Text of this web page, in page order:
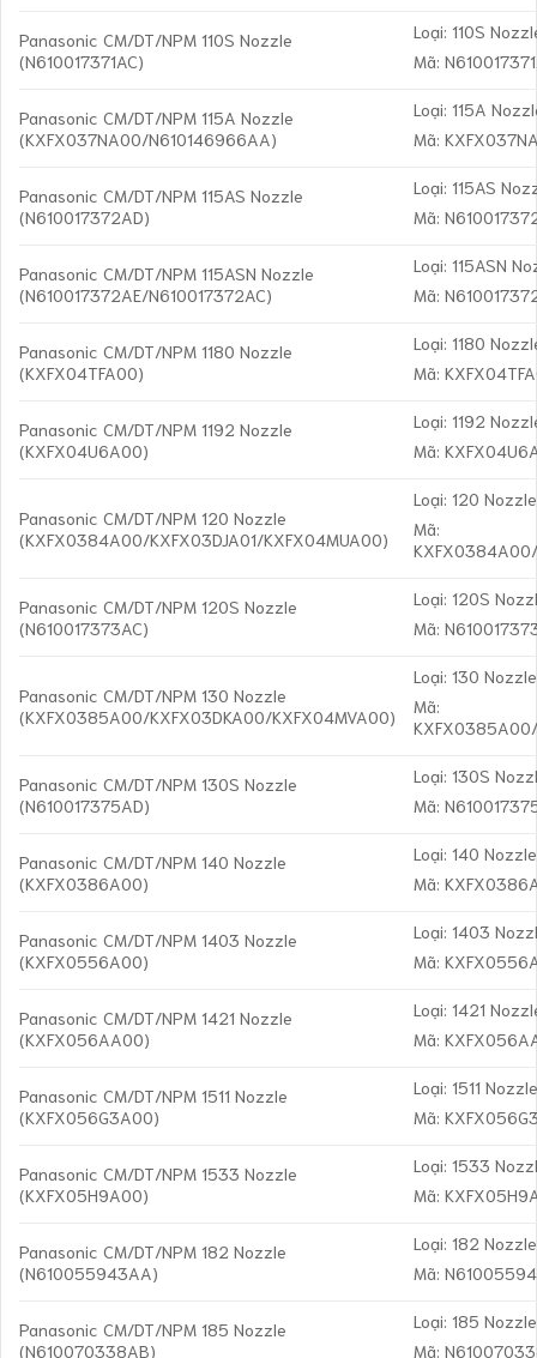
Panasonic CM/DT/NPM 110S Nozzle
(N610017371AC)
Loại: 110S
Mã:
Panasonic CM/DT/NPM 115A Nozzle
(KXFX037NA00/N610146966AA)
Loại: 115A
Mã:
Panasonic CM/DT/NPM 115AS Nozzle
(N610017372AD)
Loại: 115AS
Mã:
Panasonic CM/DT/NPM 115ASN Nozzle
(N610017372AE/N610017372AC)
Loại: 115ASN
Mã:
Panasonic CM/DT/NPM 1180 Nozzle
(KXFX04TFA00)
Loại: 1180
Mã:
Panasonic CM/DT/NPM 1192 Nozzle
(KXFX04U6A00)
Loại: 1192
Mã:
Panasonic CM/DT/NPM 120 Nozzle
(KXFX0384A00/KXFX03DJA01/KXFX04MUA00)
Loại: 120 Nozzle
Mã:
Panasonic CM/DT/NPM 120S Nozzle
(N610017373AC)
Loại: 120S
Mã:
Panasonic CM/DT/NPM 130 Nozzle
(KXFX0385A00/KXFX03DKA00/KXFX04MVA00)
Loại: 130 Nozzle
Mã:
Panasonic CM/DT/NPM 130S Nozzle
(N610017375AD)
Loại: 130S
Mã:
Panasonic CM/DT/NPM 140 Nozzle
(KXFX0386A00)
Loại: 140 Nozzle
Mã:
Panasonic CM/DT/NPM 1403 Nozzle
(KXFX0556A00)
Loại: 1403
Mã:
Panasonic CM/DT/NPM 1421 Nozzle
(KXFX056AA00)
Loại: 1421
Mã:
Panasonic CM/DT/NPM 1511 Nozzle
(KXFX056G3A00)
Loại: 1511
Mã:
Panasonic CM/DT/NPM 1533 Nozzle
(KXFX05H9A00)
Loại: 1533
Mã:
Panasonic CM/DT/NPM 182 Nozzle
(N610055943AA)
Loại: 182 Nozzle
Mã:
Panasonic CM/DT/NPM 185 Nozzle
(N610070338AB)
Loại: 185 Nozzle
Mã: